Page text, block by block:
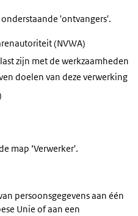
'ontvangers'.
(NVWA)
zijn met de werkzaamheden
doelen van deze verwerking
map ‘Verwerker'.
persoonsgegevens aan één
Unie of aan een